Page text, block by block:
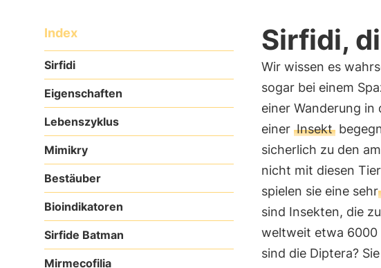
Index
Sirfidi
Eigenschaften
Lebenszyklus
Mimikry
Bestäuber
Bioindikatoren
Sirfide Batman
Mirmecofilia
Sirfidi,
Wir wissen es
sogar bei einem
einer Wanderung
einer Insekt
sicherlich zu den
nicht mit diesen
spielen sie eine sehr
sind Insekten, die
weltweit etwa 6000
sind die Diptera?